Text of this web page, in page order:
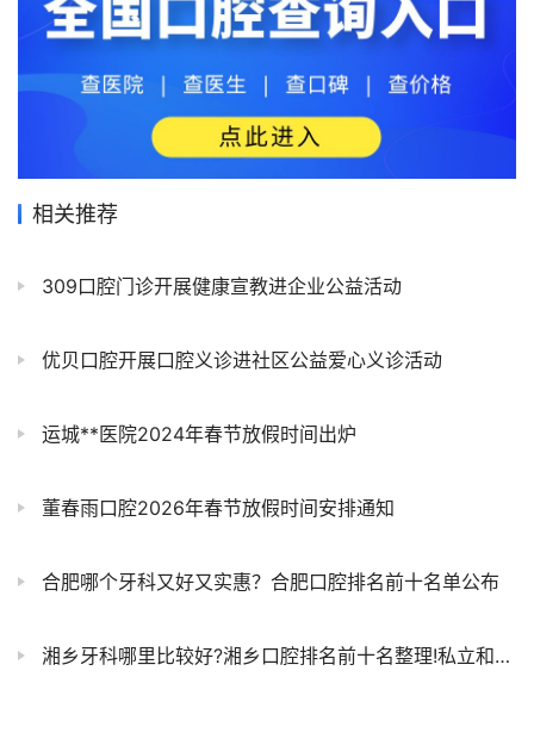
相关推荐
309口腔门诊开展健康宣教进企业公益活动
优贝口腔开展口腔义诊进社区公益爱心义诊活动
运城**医院2024年春节放假时间出炉
董春雨口腔2026年春节放假时间安排通知
合肥哪个牙科又好又实惠？合肥口腔排名前十名单公布
湘乡牙科哪里比较好?湘乡口腔排名前十名整理!私立和公立top10榜单对比哪个更好？